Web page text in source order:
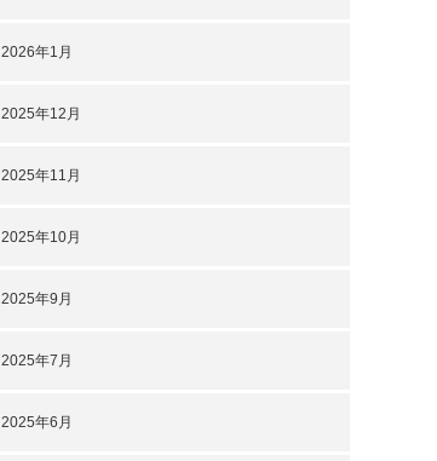
2026年1月
2025年12月
2025年11月
2025年10月
2025年9月
2025年7月
2025年6月